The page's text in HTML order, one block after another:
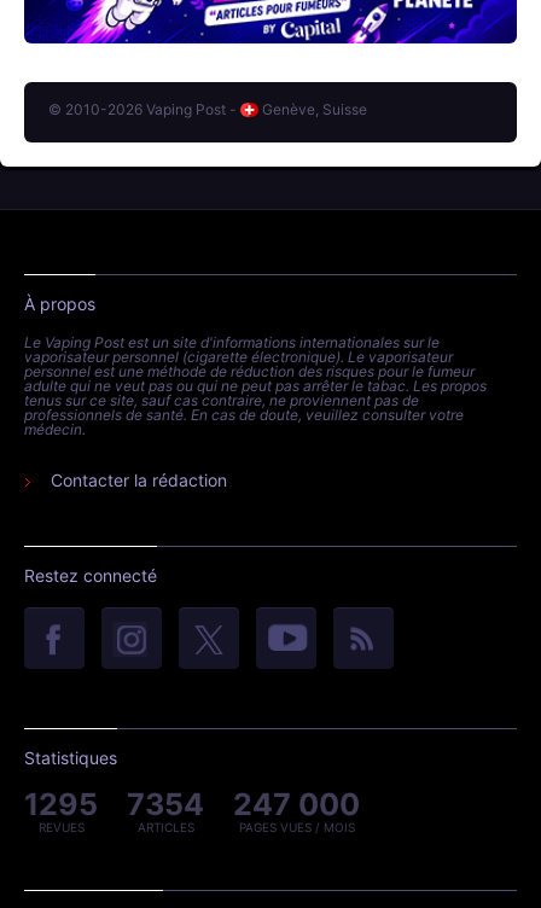
© 2010-2026 Vaping Post - Genève, Suisse
À propos
Le Vaping Post est un site d'informations internationales sur le
vaporisateur personnel (cigarette électronique). Le vaporisateur
personnel est une méthode de réduction des risques pour le fumeur
adulte qui ne veut pas ou qui ne peut pas arrêter le tabac. Les propos
tenus sur ce site, sauf cas contraire, ne proviennent pas de
professionnels de santé. En cas de doute, veuillez consulter votre
médecin.
Contacter la rédaction
Restez connecté
Statistiques
1295
REVUES
7354
ARTICLES
247 000
PAGES VUES / MOIS